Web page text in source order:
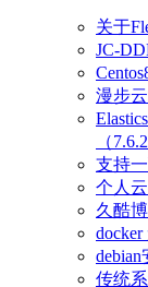
关于
JC-
漫步
（7.6.2
支持
个人
久酷
传统